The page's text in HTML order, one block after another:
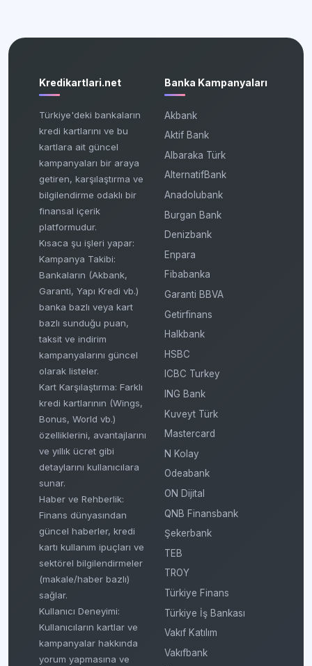
Kredikartlari.net
Türkiye'deki bankaların
kredi kartlarını ve bu
kartlara ait güncel
kampanyaları bir araya
getiren, karşılaştırma ve
bilgilendirme odaklı bir
finansal içerik
platformudur.
Kısaca şu işleri yapar:
Kampanya Takibi:
Bankaların (Akbank,
Garanti, Yapı Kredi vb.)
banka bazlı veya kart
bazlı sunduğu puan,
taksit ve indirim
kampanyalarını güncel
olarak listeler.
Kart Karşılaştırma: Farklı
kredi kartlarının (Wings,
Bonus, World vb.)
özelliklerini, avantajlarını
ve yıllık ücret gibi
detaylarını kullanıcılara
sunar.
Haber ve Rehberlik:
Finans dünyasından
güncel haberler, kredi
kartı kullanım ipuçları ve
sektörel bilgilendirmeler
(makale/haber bazlı)
sağlar.
Kullanıcı Deneyimi:
Kullanıcıların kartlar ve
kampanyalar hakkında
yorum yapmasına ve
Banka Kampanyaları
Akbank
Aktif Bank
Albaraka Türk
AlternatifBank
Anadolubank
Burgan Bank
Denizbank
Enpara
Fibabanka
Garanti BBVA
Getirfinans
Halkbank
HSBC
ICBC Turkey
ING Bank
Kuveyt Türk
Mastercard
N Kolay
Odeabank
ON Dijital
QNB Finansbank
Şekerbank
TEB
TROY
Türkiye Finans
Türkiye İş Bankası
Vakıf Katılım
Vakıfbank